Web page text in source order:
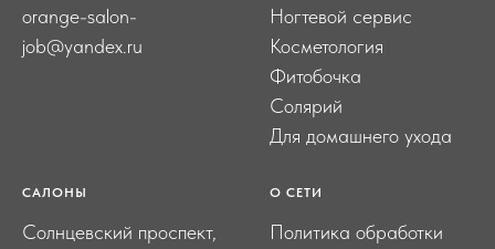
orange-salon-
job@yandex.ru
Ногтевой сервис
Косметология
Фитобочка
Солярий
Для домашнего ухода
САЛОНЫ
Солнцевский проспект,
О СЕТИ
Политика обработки